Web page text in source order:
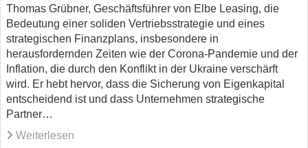
Thomas Grübner, Geschäftsführer von Elbe Leasing, die
Bedeutung einer soliden Vertriebsstrategie und eines
strategischen Finanzplans, insbesondere in
herausfordernden Zeiten wie der Corona-Pandemie und der
Inflation, die durch den Konflikt in der Ukraine verschärft
wird. Er hebt hervor, dass die Sicherung von Eigenkapital
entscheidend ist und dass Unternehmen strategische
Partner…
Weiterlesen